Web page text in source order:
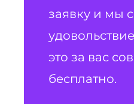
заявку и мы с
это за вас
бесплатно.